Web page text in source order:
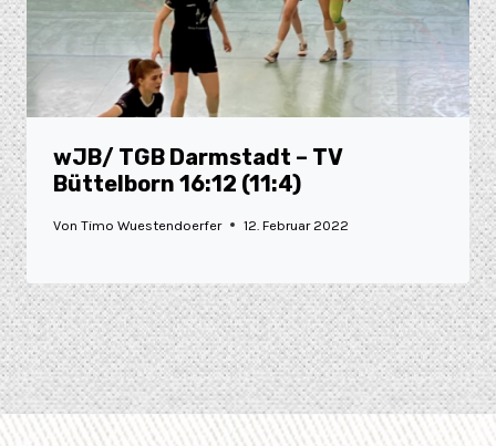
wJB/ TGB Darmstadt – TV
Büttelborn 16:12 (11:4)
Von Timo Wuestendoerfer 12. Februar 2022